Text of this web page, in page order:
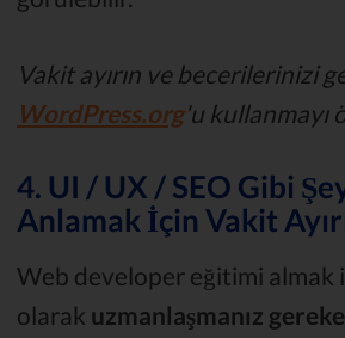
Vakit ayırın ve becerilerinizi
WordPress.org'u kullanmayı
4. UI / UX / SEO Gibi
Anlamak İçin Vakit
Web developer eğitimi almak
olarak uzmanlaşmanız